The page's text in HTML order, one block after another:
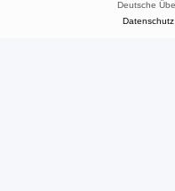
Deutsche
Datenschutz